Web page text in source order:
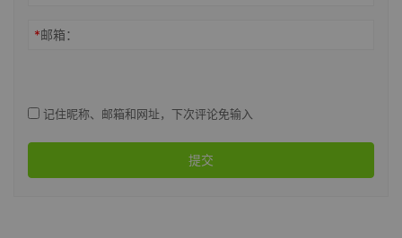
*邮箱：
记住昵称、邮箱和网址，下次评论免输入
提交